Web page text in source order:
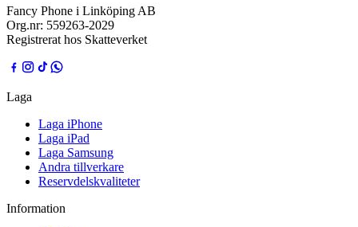
Fancy Phone i Linköping AB
Org.nr: 559263-2029
Registrerat hos Skatteverket
Laga
Laga iPhone
Laga iPad
Laga Samsung
Andra tillverkare
Reservdelskvaliteter
Information